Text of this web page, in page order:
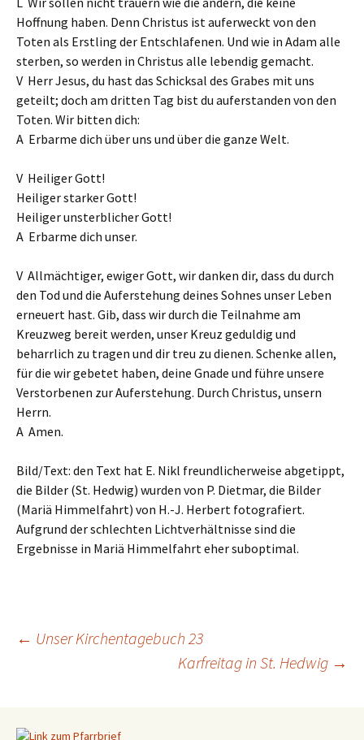
Hoffnung haben. Denn Christus ist auferweckt von den
Toten als Erstling der Entschlafenen. Und wie in Adam alle
sterben, so werden in Christus alle lebendig gemacht.
V Herr Jesus, du hast das Schicksal des Grabes mit uns
geteilt; doch am dritten Tag bist du auferstanden von den
Toten. Wir bitten dich:
A Erbarme dich über uns und über die ganze Welt.
V Heiliger Gott!
Heiliger starker Gott!
Heiliger unsterblicher Gott!
A Erbarme dich unser.
V Allmächtiger, ewiger Gott, wir danken dir, dass du durch
den Tod und die Auferstehung deines Sohnes unser Leben
erneuert hast. Gib, dass wir durch die Teilnahme am
Kreuzweg bereit werden, unser Kreuz geduldig und
beharrlich zu tragen und dir treu zu dienen. Schenke allen,
für die wir gebetet haben, deine Gnade und führe unsere
Verstorbenen zur Auferstehung. Durch Christus, unsern
Herrn.
A Amen.
Bild/Text: den Text hat E. Nikl freundlicherweise abgetippt,
die Bilder (St. Hedwig) wurden von P. Dietmar, die Bilder
(Mariä Himmelfahrt) von H.-J. Herbert fotografiert.
Aufgrund der schlechten Lichtverhältnisse sind die
Ergebnisse in Mariä Himmelfahrt eher suboptimal.
Beitragsnavigation
← Unser Kirchentagebuch 23
Karfreitag in St. Hedwig →